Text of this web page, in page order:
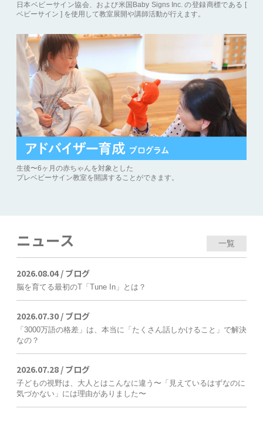
日本ベビーサイン協会、および米国Baby Signs Inc. の登録商標である [
ベビーサイン ] を使用して教室展開や講師活動が行えます。
生後〜6ヶ月の赤ちゃんを対象とした
プレベビーサイン教室を開講することができます。
ニュース 一覧
2026.08.04 / ブログ
脳を育てる最初のT「Tune In」とは？
2026.07.30 / ブログ
「3000万語の格差」は、本当に「たくさん話しかけること」で解決
なの？
2026.07.28 / ブログ
子どもの視野は、大人とはこんなに違う〜「見えているはずなのに
気づかない」には理由がありました〜